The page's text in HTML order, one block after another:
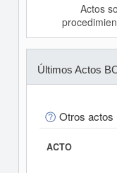
Actos
Últimos Actos
Otros actos
ACTO